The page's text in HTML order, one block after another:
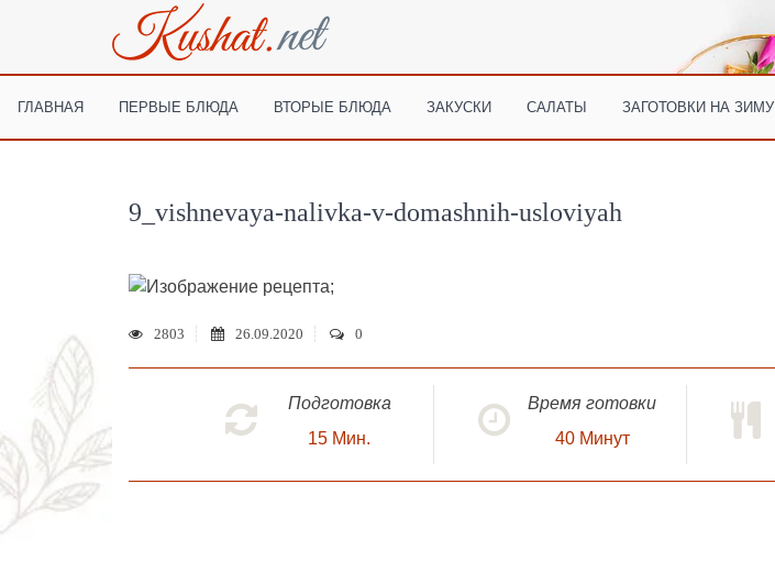
ГЛАВНАЯ ПЕРВЫЕ БЛЮДА ВТОРЫЕ БЛЮДА ЗАКУСКИ САЛАТЫ ЗАГОТОВКИ НА ЗИМУ
9_vishnevaya-nalivka-v-domashnih-usloviyah
;
2803 26.09.2020 0
Подготовка
15 Мин.
Время готовки
40 Минут